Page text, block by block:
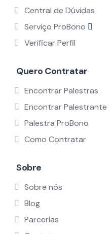
Central de Dúvidas
Serviço ProBono
Verificar Perfil
Quero Contratar
Encontrar Palestras
Encontrar Palestrante
Palestra ProBono
Como Contratar
Sobre
Sobre nós
Blog
Parcerias